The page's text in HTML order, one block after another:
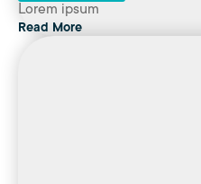
Lorem ipsum
Read More